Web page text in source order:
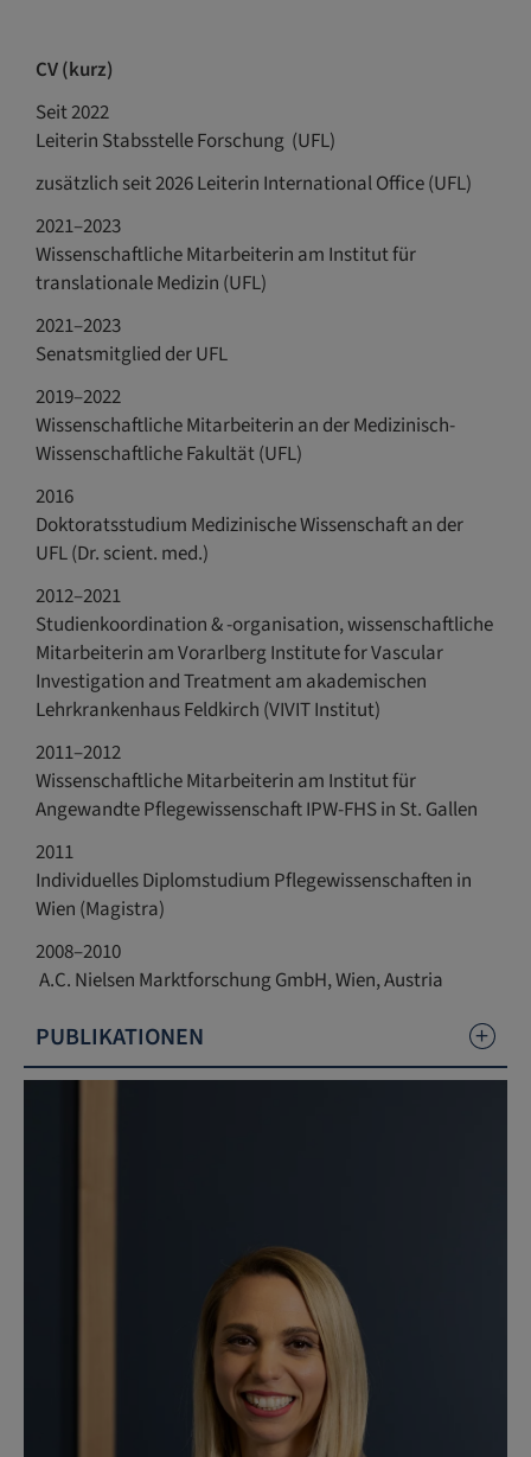
CV (kurz)
Seit 2022
Leiterin Stabsstelle Forschung (UFL)
zusätzlich seit 2026 Leiterin International Office (UFL)
2021–2023
Wissenschaftliche Mitarbeiterin am Institut für
translationale Medizin (UFL)
2021–2023
Senatsmitglied der UFL
2019–2022
Wissenschaftliche Mitarbeiterin an der Medizinisch-
Wissenschaftliche Fakultät (UFL)
2016
Doktoratsstudium Medizinische Wissenschaft an der
UFL (Dr. scient. med.)
2012–2021
Studienkoordination & -organisation, wissenschaftliche
Mitarbeiterin am Vorarlberg Institute for Vascular
Investigation and Treatment am akademischen
Lehrkrankenhaus Feldkirch (VIVIT Institut)
2011–2012
Wissenschaftliche Mitarbeiterin am Institut für
Angewandte Pflegewissenschaft IPW-FHS in St. Gallen
2011
Individuelles Diplomstudium Pflegewissenschaften in
Wien (Magistra)
2008–2010
A.C. Nielsen Marktforschung GmbH, Wien, Austria
PUBLIKATIONEN